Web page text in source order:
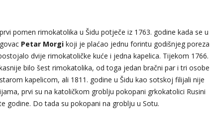
pomen rimokatolika u Šidu potječe iz 1763. godine kada se u
Petar Morgi koji je plaćao jednu forintu godišnjeg poreza
dvije rimokatoličke kuće i jedna kapelica. Tijekom 1766.
bilo šest rimokatolika, od toga jedan bračni par i tri osobe
kapelicom, ali 1811. godine u Šidu kao sotskoj filijali nije
prvi su na katoličkom groblju pokopani grkokatolici Rusini
godine. Do tada su pokopani na groblju u Sotu.